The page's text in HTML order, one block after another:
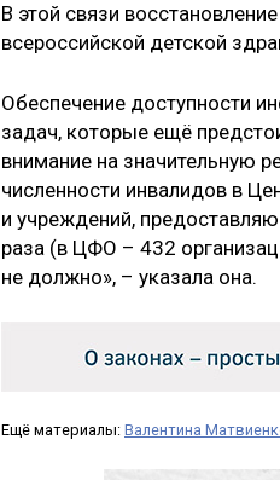
В этой связи
всероссийской детской
Обеспечение доступности
задач, которые ещё
внимание на значительную
численности инвалидов в
и учреждений,
раза (в ЦФО – 432
не должно», – указала она.
Ещё материалы: Валентина